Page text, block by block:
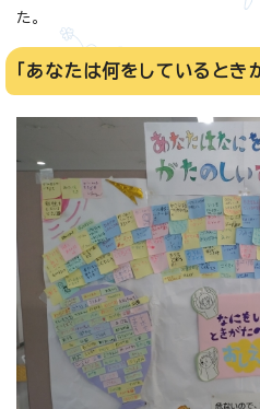
た。
「あなたは何をしているとき